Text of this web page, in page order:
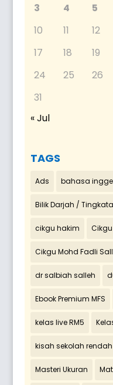
3
4 5
10
11 12
17
18 19
24
25 26
31
« Jul
TAGS
Ads bahasa
Bilik Darjah /
cikgu hakim
Cikgu Mohd Fadli
dr salbiah salleh
Ebook Premium MFS
kelas live RM5
kisah sekolah rendah
Masteri Ukuran